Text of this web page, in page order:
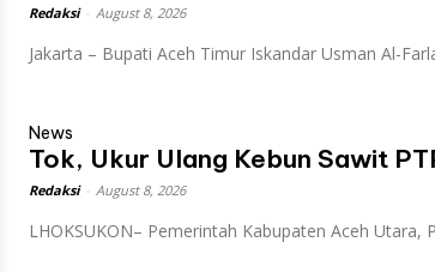
Redaksi August 8, 2026
Jakarta – Bupati Aceh Timur Iskandar Usman Al-
News
Tok, Ukur Ulang Kebun Sawit
Redaksi August 8, 2026
LHOKSUKON– Pemerintah Kabupaten Aceh Utara,